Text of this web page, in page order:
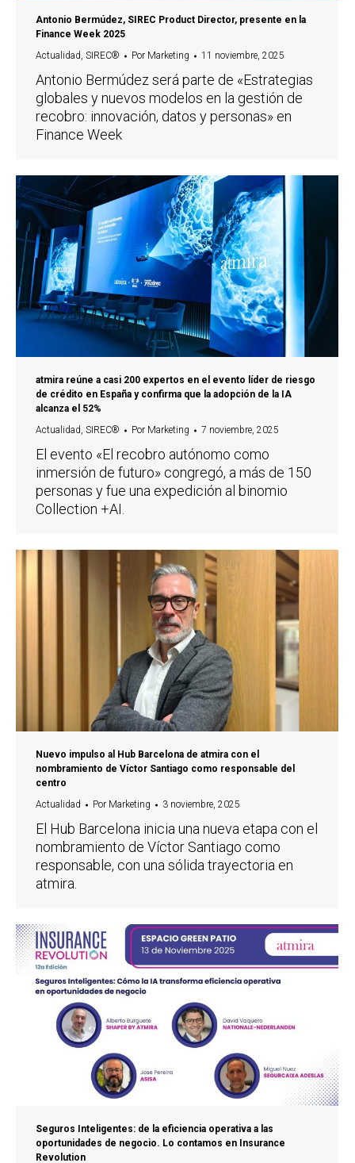
Antonio Bermúdez, SIREC Product Director, presente en la
Finance Week 2025
Actualidad, SIREC® Por Marketing 11 noviembre, 2025
Antonio Bermúdez será parte de «Estrategias
globales y nuevos modelos en la gestión de
recobro: innovación, datos y personas» en
Finance Week
atmira reúne a casi 200 expertos en el evento líder de riesgo
de crédito en España y confirma que la adopción de la IA
alcanza el 52%
Actualidad, SIREC® Por Marketing 7 noviembre, 2025
El evento «El recobro autónomo como
inmersión de futuro» congregó, a más de 150
personas y fue una expedición al binomio
Collection +AI.
Nuevo impulso al Hub Barcelona de atmira con el
nombramiento de Víctor Santiago como responsable del
centro
Actualidad
Por Marketing 3 noviembre, 2025
El Hub Barcelona inicia una nueva etapa con el
nombramiento de Víctor Santiago como
responsable, con una sólida trayectoria en
atmira.
Seguros Inteligentes: de la eficiencia operativa a las
oportunidades de negocio. Lo contamos en Insurance
Revolution